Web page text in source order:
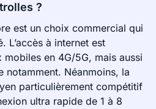
?
est un choix commercial qui
L’accès à internet est
en 4G/5G, mais aussi
notamment. Néanmoins, la
particulièrement compétitif
ultra rapide de 1 à 8